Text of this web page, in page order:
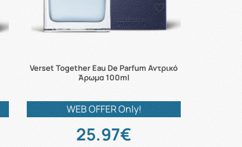
Verset Together Eau De Parfum Αντρικό
Άρωμα 100ml
WEB OFFER Only!
25.97€